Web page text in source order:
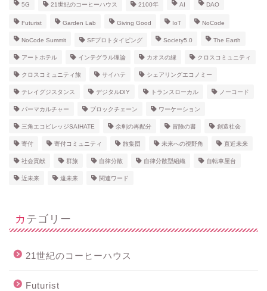
5G 21世紀のコーヒーハウス 2100年 AI DAO
Futurist Garden Lab Giving Good IoT NoCode
NoCode Summit SFプロトタイピング Society5.0 The Earth
アートホテル インテグラル理論 カオスの縁 クロスコミュニティ
クロスコミュニティ旅 サイハテ シェアリングエコノミー
テレイグジスタンス デジタルDIY トランスローカル ノーコード
パーマカルチャー ブロックチェーン ワーケーション
三角エコビレッジSAIHATE 余剰の再配分 冒険の書 創造社会
寄付 寄付コミュニティ 旅集団 未来への視野角 直近未来
社会貢献 群旅 自律分散 自律分散型組織 自転車屋台
近未来 遠未来 関連ワード
カテゴリー
21世紀のコーヒーハウス
Futurist